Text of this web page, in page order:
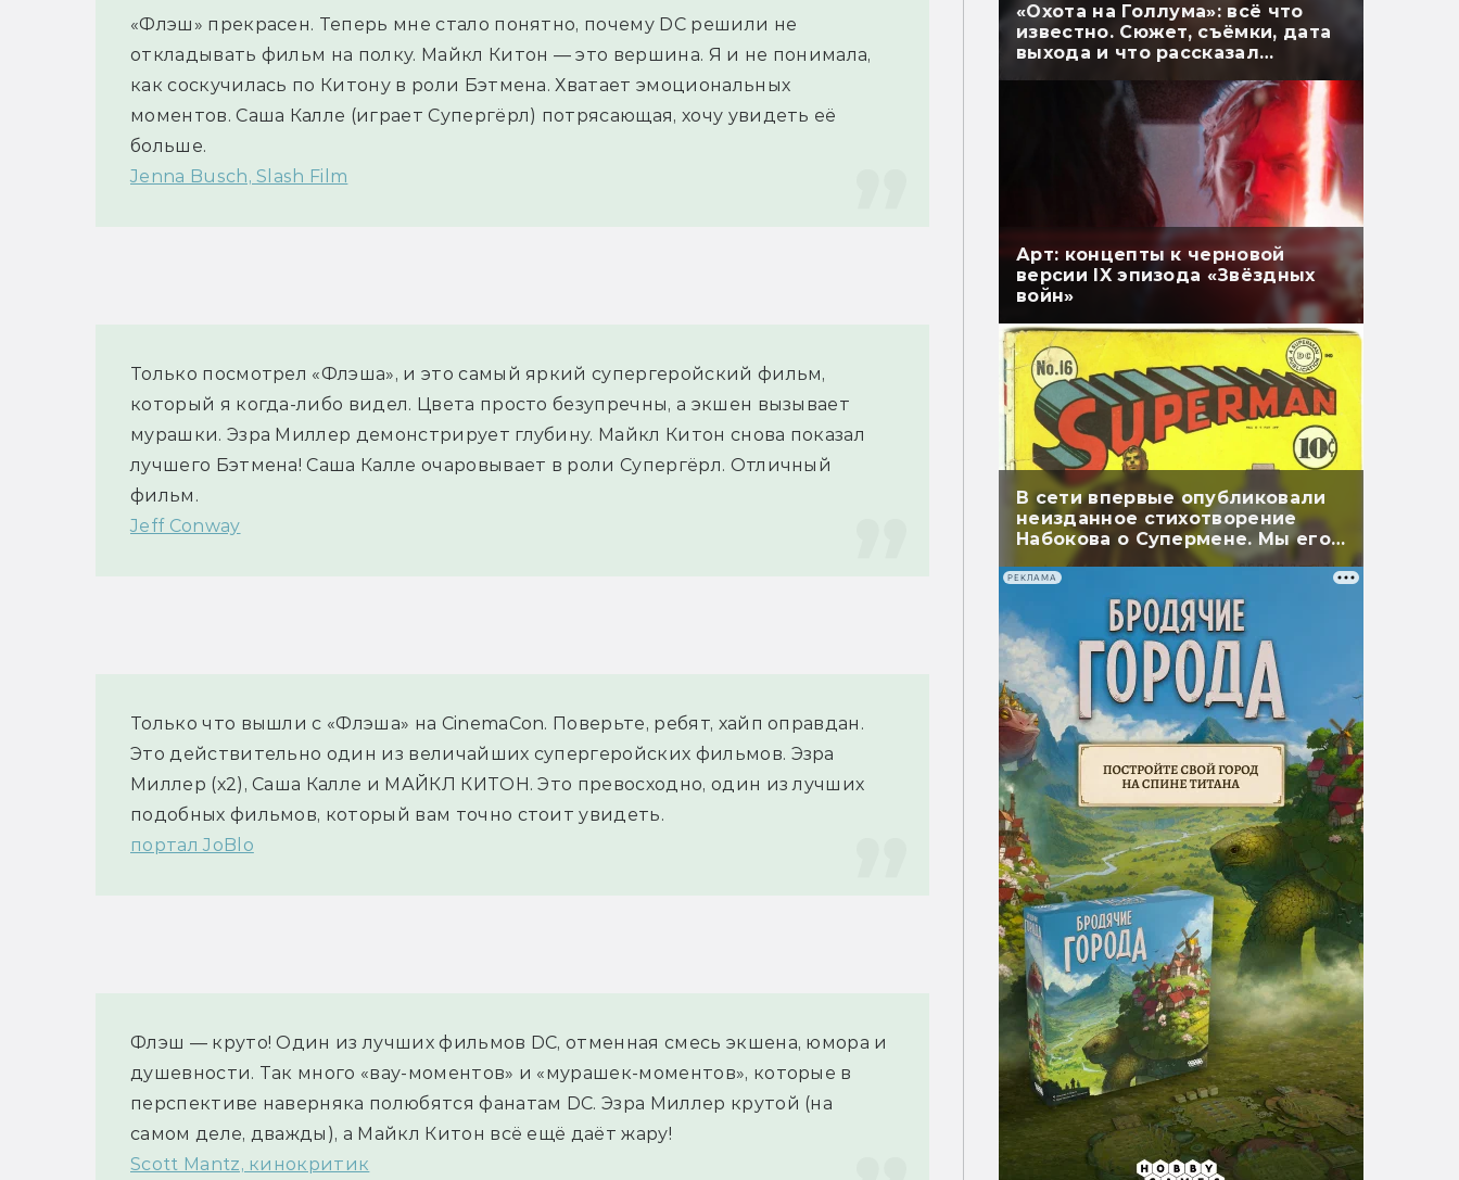
«Флэш» прекрасен. Теперь мне стало понятно, почему DC решили не
откладывать фильм на полку. Майкл Китон — это вершина. Я и не понимала,
как соскучилась по Китону в роли Бэтмена. Хватает эмоциональных
моментов. Саша Калле (играет Супергёрл) потрясающая, хочу увидеть её
больше.
Jenna Busch, Slash Film
Только посмотрел «Флэша», и это самый яркий супергеройский фильм,
который я когда-либо видел. Цвета просто безупречны, а экшен вызывает
мурашки. Эзра Миллер демонстрирует глубину. Майкл Китон снова показал
лучшего Бэтмена! Саша Калле очаровывает в роли Супергёрл. Отличный
фильм.
Jeff Conway
Только что вышли с «Флэша» на CinemaCon. Поверьте, ребят, хайп оправдан.
Это действительно один из величайших супергеройских фильмов. Эзра
Миллер (х2), Саша Калле и МАЙКЛ КИТОН. Это превосходно, один из лучших
подобных фильмов, который вам точно стоит увидеть.
портал JoBlo
Флэш — круто! Один из лучших фильмов DC, отменная смесь экшена, юмора и
душевности. Так много «вау-моментов» и «мурашек-моментов», которые в
перспективе наверняка полюбятся фанатам DC. Эзра Миллер крутой (на
самом деле, дважды), а Майкл Китон всё ещё даёт жару!
Scott Mantz, кинокритик
«Охота на Голлума»: всё что
известно. Сюжет, съёмки, дата
выхода и что рассказал
Арт: концепты к черновой
версии IX эпизода «Звёздных
войн»
В сети впервые опубликовали
неизданное стихотворение
Набокова о Супермене. Мы его
перевели
РЕКЛАМА